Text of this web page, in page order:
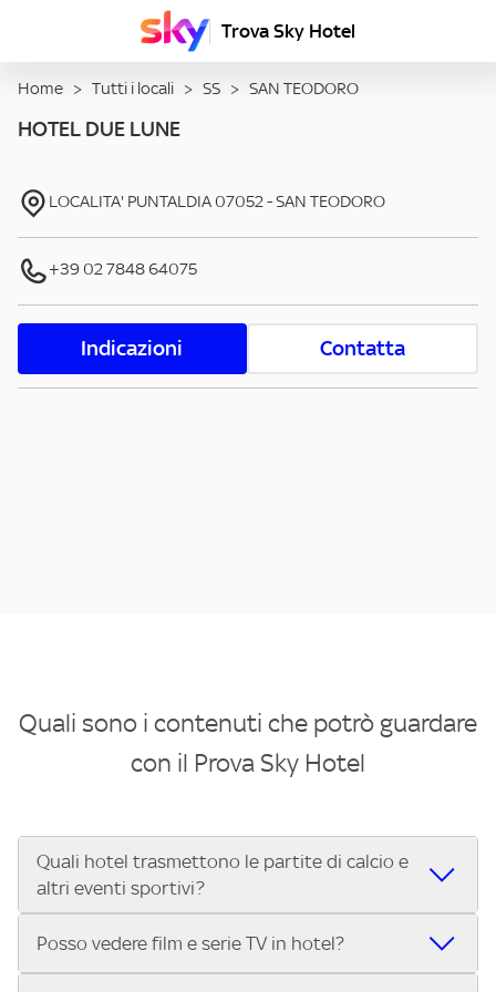
Trova Sky Hotel
Home > Tutti i locali > SS > SAN TEODORO
HOTEL DUE LUNE
LOCALITA' PUNTALDIA 07052-SAN TEODORO
+39 02 7848 64075
Indicazioni Contatta
Quali sono i contenuti che potrò guardare
con il Prova Sky Hotel
Quali hotel trasmettono le partite di calcio e
altri eventi sportivi?
Se cerchi un hotel dove poter vedere le partite di Serie A,
Posso vedere film e serie TV in hotel?